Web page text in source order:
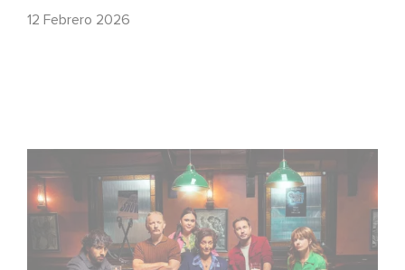
12 Febrero 2026
When Broken Hearts Want Revenge: Welcome to The
Revenge Club